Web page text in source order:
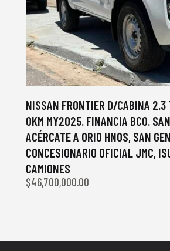
NISSAN FRONTIER D/CABINA
0KM MY2025. FINANCIA BCO.
ACÉRCATE A ORIO HNOS, SAN
CONCESIONARIO OFICIAL JMC,
CAMIONES
$46,700,000.00